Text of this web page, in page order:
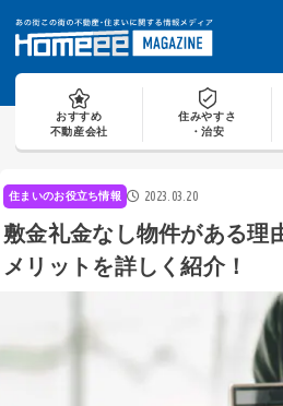
おすすめ
不動産会社
住みやすさ
・治安
住まいのお役立ち情報 2023.03.20
敷金礼金なし物件がある理
メリットを詳しく紹介！